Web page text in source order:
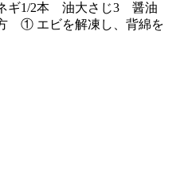
ギ1/2本 油大さじ3 醤油
① エビを解凍し、背綿を